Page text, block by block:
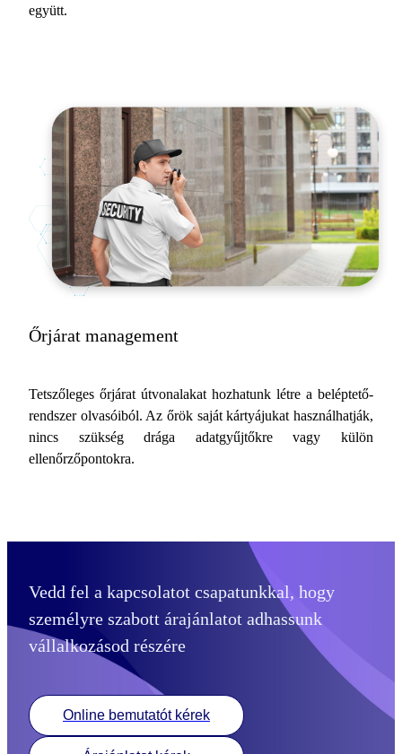
együtt.
Őrjárat management
Tetszőleges őrjárat útvonalakat hozhatunk létre a beléptető-
rendszer olvasóiból. Az őrök saját kártyájukat használhatják,
nincs szükség drága adatgyűjtőkre vagy külön
ellenőrzőpontokra.
Vedd fel a kapcsolatot csapatunkkal, hogy
személyre szabott árajánlatot adhassunk
vállalkozásod részére
Online bemutatót kérek